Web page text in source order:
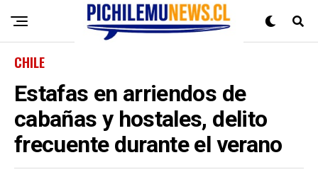
CHILE
Estafas en arriendos de
cabañas y hostales, delito
frecuente durante el verano